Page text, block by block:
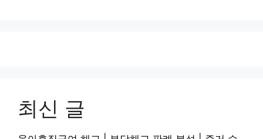
최신 글